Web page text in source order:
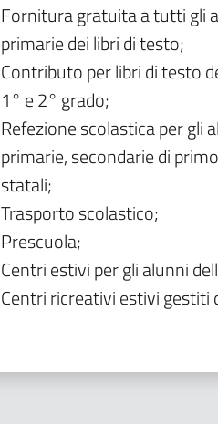
Fornitura gratuita a tutti gli
primarie dei libri di testo;
Contributo per libri di testo
1° e 2° grado;
Refezione scolastica per gli
primarie, secondarie di
statali;
Trasporto scolastico;
Prescuola;
Centri estivi per gli alunni
Centri ricreativi estivi gestiti